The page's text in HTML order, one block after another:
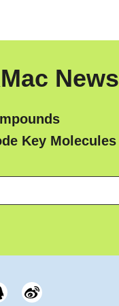
News
Key Molecules